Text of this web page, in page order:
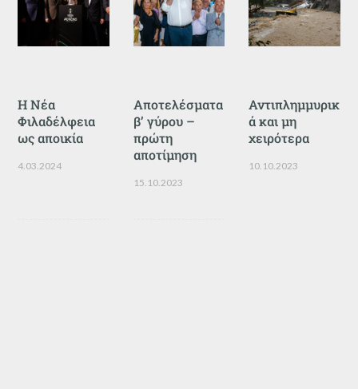
Η Νέα
Φιλαδέλφεια
ως αποικία
4.03.2024
Αποτελέσματα
β’ γύρου –
πρώτη
αποτίμηση
15.10.2023
Αντιπλημμυρικ
ά και μη
χειρότερα
10.10.2023